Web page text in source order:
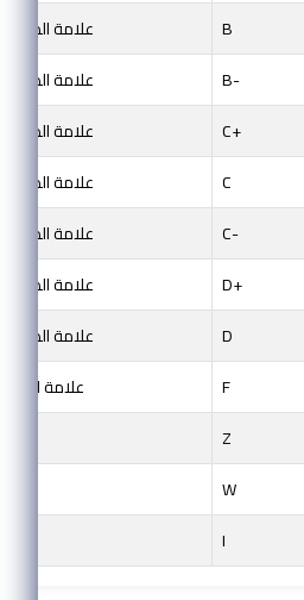
85 ˂ علامة الطالب B
80 ˂ علامة الطالب
B-
75 ˂ علامة الطالب
C+
70 ˂ علامة الطالب
C
65 ˂ علامة الطالب
C-
60 ˂ علامة الطالب
D+
55 ˂ علامة الطالب
D
50 ˂ علامة
F
Z
W
I